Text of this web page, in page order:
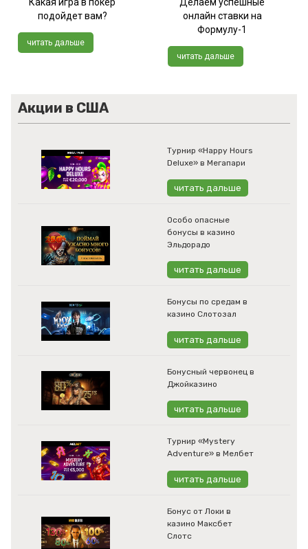
подойдет вам?
читать дальше
онлайн ставки на
Формулу-1
читать дальше
Акции в США
Турнир «Happy Hours
Deluxe» в Мегапари
читать дальше
Особо опасные
бонусы в казино
Эльдорадо
читать дальше
Бонусы по средам в
казино Слотозал
читать дальше
Бонусный червонец в
Джойказино
читать дальше
Турнир «Mystery
Adventure» в Мелбет
читать дальше
Бонус от Локи в
казино Максбет
Слотс